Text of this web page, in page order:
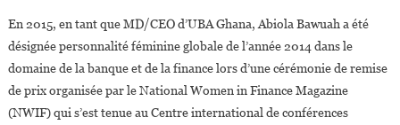
En 2015, en tant que MD/CEO d’UBA Ghana, Abiola Bawuah a été
désignée personnalité féminine globale de l’année 2014 dans le
domaine de la banque et de la finance lors d’une cérémonie de remise
de prix organisée par le National Women in Finance Magazine
(NWIF) qui s’est tenue au Centre international de conférences